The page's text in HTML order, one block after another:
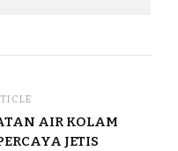
AIR KOLAM
JETIS